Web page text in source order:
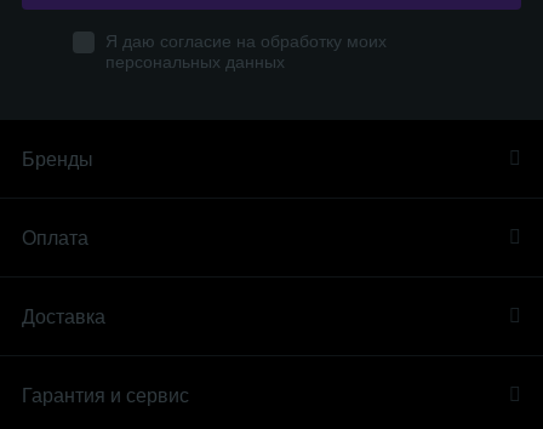
Я даю согласие на обработку моих
персональных данных
Бренды
Оплата
Доставка
Гарантия и сервис